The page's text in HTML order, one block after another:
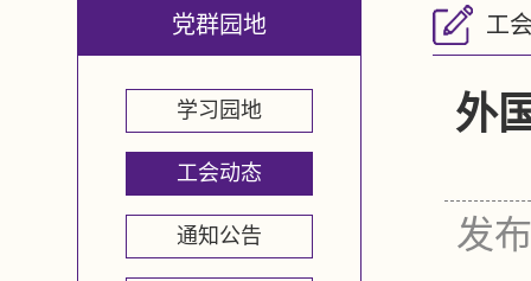
党群园地
学习园地
工会动态
通知公告
工
外
发